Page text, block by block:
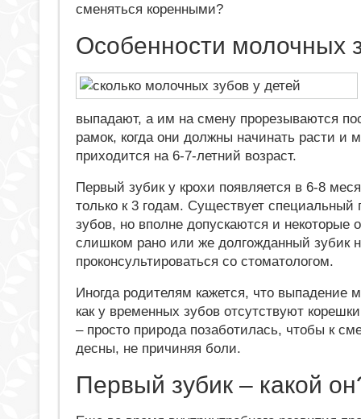
сменяться коренными?
Особенности молочных
выпадают, а им на смену прорезываются
рамок, когда они должны начинать расти и
приходится на 6-7-летний возраст.
Первый зубик у крохи появляется в 6-8
только к 3 годам. Существует
зубов, но вполне допускаются и некоторые
слишком рано или же долгожданный зубик
проконсультироваться со стоматологом.
Иногда родителям кажется, что выпадение
как у временных зубов отсутствуют
– просто природа позаботилась, чтобы к
десны, не причиняя боли.
Первый зубик – какой